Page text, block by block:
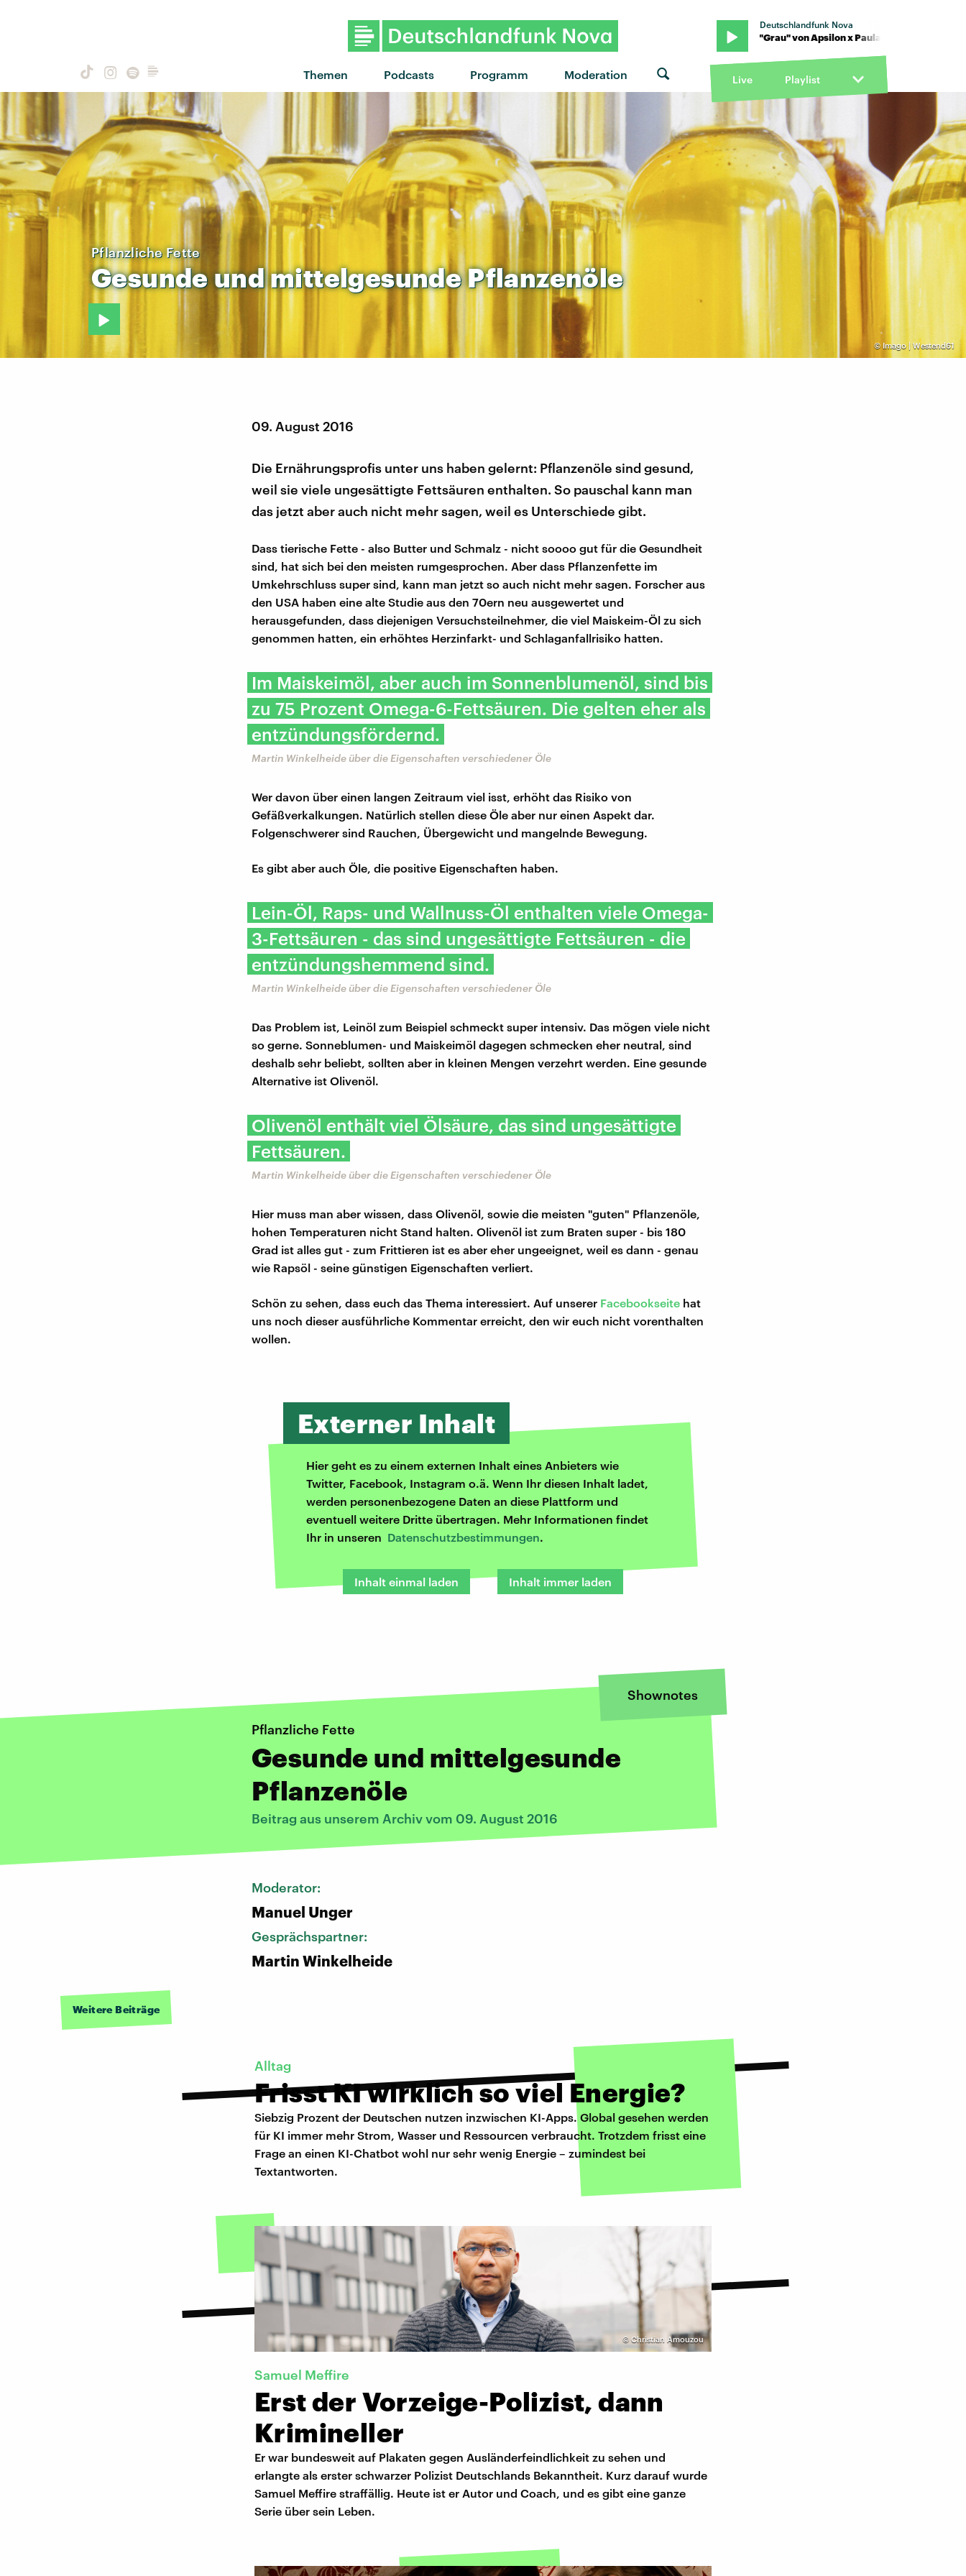
Themen Podcasts Programm Moderation
Deutschlandfunk Nova
"Grau" von Apsilon x Paula Hartmann · "Grau" von Apsilon x Paula Hartmann · "Grau" von
Live Playlist
© Imago | Westend61
Pflanzliche Fette
GesundeundmittelgesundePflanzenöle
09. August 2016
Die Ernährungsprofis unter uns haben gelernt: Pflanzenöle sind gesund,
weil sie viele ungesättigte Fettsäuren enthalten. So pauschal kann man
das jetzt aber auch nicht mehr sagen, weil es Unterschiede gibt.
Dass tierische Fette - also Butter und Schmalz - nicht soooo gut für die Gesundheit
sind, hat sich bei den meisten rumgesprochen. Aber dass Pflanzenfette im
Umkehrschluss super sind, kann man jetzt so auch nicht mehr sagen. Forscher aus
den USA haben eine alte Studie aus den 70ern neu ausgewertet und
herausgefunden, dass diejenigen Versuchsteilnehmer, die viel Maiskeim-Öl zu sich
genommen hatten, ein erhöhtes Herzinfarkt- und Schlaganfallrisiko hatten.
Im Maiskeimöl, aber auch im Sonnenblumenöl, sind bis
zu 75 Prozent Omega-6-Fettsäuren. Die gelten eher als
entzündungsfördernd.
Martin Winkelheide über die Eigenschaften verschiedener Öle
Wer davon über einen langen Zeitraum viel isst, erhöht das Risiko von
Gefäßverkalkungen. Natürlich stellen diese Öle aber nur einen Aspekt dar.
Folgenschwerer sind Rauchen, Übergewicht und mangelnde Bewegung.
Es gibt aber auch Öle, die positive Eigenschaften haben.
Lein-Öl, Raps- und Wallnuss-Öl enthalten viele Omega-
3-Fettsäuren - das sind ungesättigte Fettsäuren - die
entzündungshemmend sind.
Martin Winkelheide über die Eigenschaften verschiedener Öle
Das Problem ist, Leinöl zum Beispiel schmeckt super intensiv. Das mögen viele nicht
so gerne. Sonneblumen- und Maiskeimöl dagegen schmecken eher neutral, sind
deshalb sehr beliebt, sollten aber in kleinen Mengen verzehrt werden. Eine gesunde
Alternative ist Olivenöl.
Olivenöl enthält viel Ölsäure, das sind ungesättigte
Fettsäuren.
Martin Winkelheide über die Eigenschaften verschiedener Öle
Hier muss man aber wissen, dass Olivenöl, sowie die meisten "guten" Pflanzenöle,
hohen Temperaturen nicht Stand halten. Olivenöl ist zum Braten super - bis 180
Grad ist alles gut - zum Frittieren ist es aber eher ungeeignet, weil es dann - genau
wie Rapsöl - seine günstigen Eigenschaften verliert.
Schön zu sehen, dass euch das Thema interessiert. Auf unserer Facebookseite hat
uns noch dieser ausführliche Kommentar erreicht, den wir euch nicht vorenthalten
wollen.
Externer Inhalt
Hier geht es zu einem externen Inhalt eines Anbieters wie
Twitter, Facebook, Instagram o.ä. Wenn Ihr diesen Inhalt ladet,
werden personenbezogene Daten an diese Plattform und
eventuell weitere Dritte übertragen. Mehr Informationen findet
Ihr in unseren Datenschutzbestimmungen.
Inhalt einmal laden Inhalt immer laden
Shownotes
Pflanzliche Fette
Gesunde und mittelgesunde
Pflanzenöle
Beitrag aus unserem Archiv vom 09. August 2016
Moderator:
Manuel Unger
Gesprächspartner:
Martin Winkelheide
Weitere Beiträge
Alltag
Frisst KI wirklich so viel Energie?
Siebzig Prozent der Deutschen nutzen inzwischen KI-Apps. Global gesehen werden
für KI immer mehr Strom, Wasser und Ressourcen verbraucht. Trotzdem frisst eine
Frage an einen KI-Chatbot wohl nur sehr wenig Energie – zumindest bei
Textantworten.
© Christian Amouzou
Samuel Meffire
Erst der Vorzeige-Polizist, dann
Krimineller
Er war bundesweit auf Plakaten gegen Ausländerfeindlichkeit zu sehen und
erlangte als erster schwarzer Polizist Deutschlands Bekanntheit. Kurz darauf wurde
Samuel Meffire straffällig. Heute ist er Autor und Coach, und es gibt eine ganze
Serie über sein Leben.